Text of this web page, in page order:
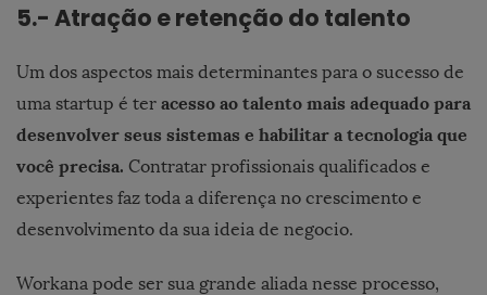
5.- Atração e retenção do talento
Um dos aspectos mais determinantes para o sucesso de
uma startup é ter acesso ao talento mais adequado para
desenvolver seus sistemas e habilitar a tecnologia que
você precisa. Contratar profissionais qualificados e
experientes faz toda a diferença no crescimento e
desenvolvimento da sua ideia de negocio.
Workana pode ser sua grande aliada nesse processo,